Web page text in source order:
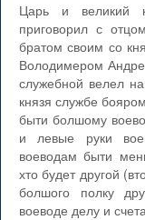
Царь и великий
приговорил с
братом своим со
Володимером
служебной велел
князя службе
быти болшому
и левые руки
воеводам быти
хто будет другой
болшого полку
воеводе делу и